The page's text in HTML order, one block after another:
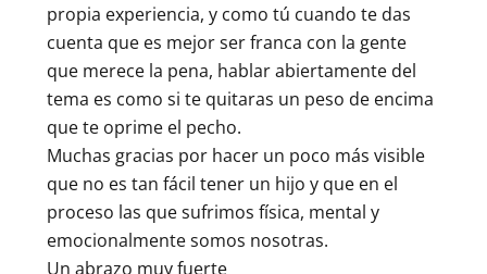
propia experiencia, y como tú cuando te das
cuenta que es mejor ser franca con la gente
que merece la pena, hablar abiertamente del
tema es como si te quitaras un peso de encima
que te oprime el pecho.
Muchas gracias por hacer un poco más visible
que no es tan fácil tener un hijo y que en el
proceso las que sufrimos física, mental y
emocionalmente somos nosotras.
Un abrazo muy fuerte